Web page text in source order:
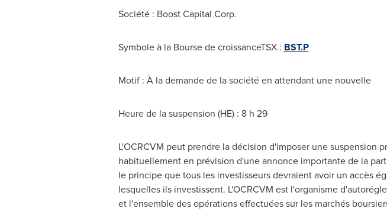
Société : Boost Capital Corp.
Symbole à la Bourse de croissanceTSX : BST.P
Motif : À la demande de la société en attendant une nouvelle
Heure de la suspension (HE) : 8 h 29
L'OCRCVM peut prendre la décision d'imposer une
habituellement en prévision d'une annonce importante de la
le principe que tous les investisseurs devraient avoir un accès
lesquelles ils investissent. L'OCRCVM est l'organisme
et l'ensemble des opérations effectuées sur les marchés